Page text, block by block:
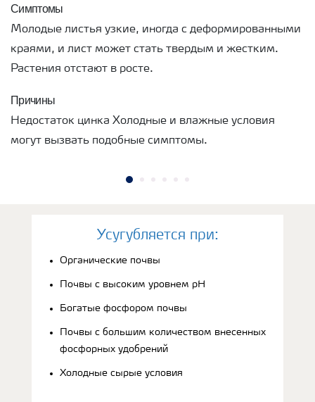
Симптомы
Молодые листья узкие, иногда с деформированными
краями, и лист может стать твердым и жестким.
Растения отстают в росте.
Причины
Недостаток цинка Холодные и влажные условия
могут вызвать подобные симптомы.
Усугубляется при:
Органические почвы
Почвы с высоким уровнем рН
Богатые фосфором почвы
Почвы с большим количеством внесенных
фосфорных удобрений
Холодные сырые условия